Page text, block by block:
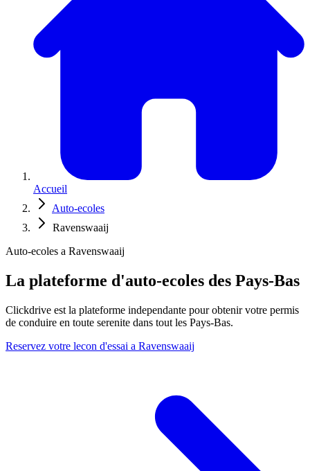
Accueil
Auto-ecoles
Ravenswaaij
Auto-ecoles a Ravenswaaij
La plateforme d'auto-ecoles des Pays-Bas
Clickdrive est la plateforme independante pour obtenir votre permis
de conduire en toute serenite dans tout les Pays-Bas.
Reservez votre lecon d'essai a Ravenswaaij